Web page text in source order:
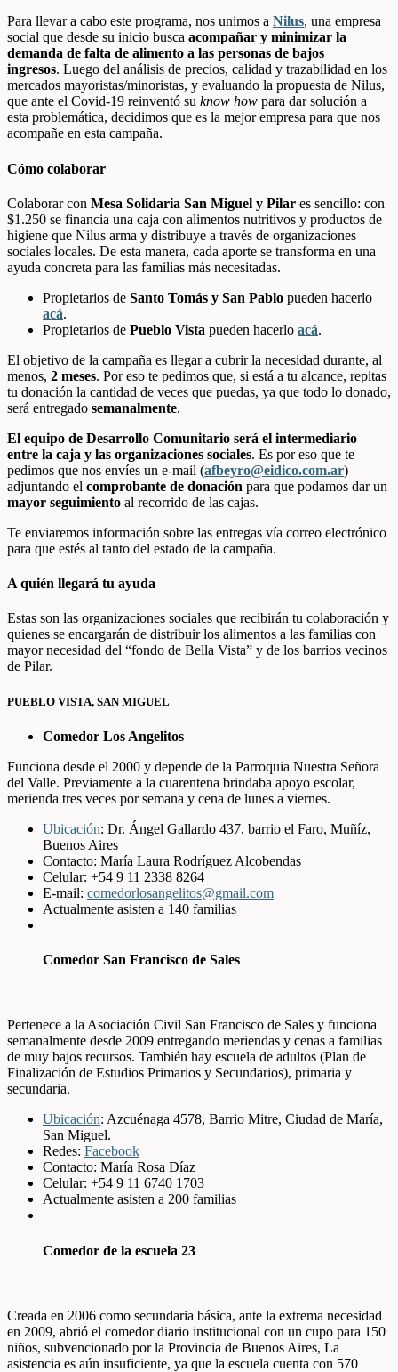
Para llevar a cabo este programa, nos unimos a Nilus, una empresa
social que desde su inicio busca acompañar y minimizar la
demanda de falta de alimento a las personas de bajos
ingresos. Luego del análisis de precios, calidad y trazabilidad en los
mercados mayoristas/minoristas, y evaluando la propuesta de Nilus,
que ante el Covid-19 reinventó su know how para dar solución a
esta problemática, decidimos que es la mejor empresa para que nos
acompañe en esta campaña.
Cómo colaborar
Colaborar con Mesa Solidaria San Miguel y Pilar es sencillo: con
$1.250 se financia una caja con alimentos nutritivos y productos de
higiene que Nilus arma y distribuye a través de organizaciones
sociales locales. De esta manera, cada aporte se transforma en una
ayuda concreta para las familias más necesitadas.
Propietarios de Santo Tomás y San Pablo pueden hacerlo
acá.
Propietarios de Pueblo Vista pueden hacerlo acá.
El objetivo de la campaña es llegar a cubrir la necesidad durante, al
menos, 2 meses. Por eso te pedimos que, si está a tu alcance, repitas
tu donación la cantidad de veces que puedas, ya que todo lo donado,
será entregado semanalmente.
El equipo de Desarrollo Comunitario será el intermediario
entre la caja y las organizaciones sociales. Es por eso que te
pedimos que nos envíes un e-mail (afbeyro@eidico.com.ar)
adjuntando el comprobante de donación para que podamos dar un
mayor seguimiento al recorrido de las cajas.
Te enviaremos información sobre las entregas vía correo electrónico
para que estés al tanto del estado de la campaña.
A quién llegará tu ayuda
Estas son las organizaciones sociales que recibirán tu colaboración y
quienes se encargarán de distribuir los alimentos a las familias con
mayor necesidad del “fondo de Bella Vista” y de los barrios vecinos
de Pilar.
PUEBLO VISTA, SAN MIGUEL
Comedor Los Angelitos
Funciona desde el 2000 y depende de la Parroquia Nuestra Señora
del Valle. Previamente a la cuarentena brindaba apoyo escolar,
merienda tres veces por semana y cena de lunes a viernes.
Ubicación: Dr. Ángel Gallardo 437, barrio el Faro, Muñíz,
Buenos Aires
Contacto: María Laura Rodríguez Alcobendas
Celular: +54 9 11 2338 8264
E-mail: comedorlosangelitos@gmail.com
Actualmente asisten a 140 familias
Comedor San Francisco de Sales
Pertenece a la Asociación Civil San Francisco de Sales y funciona
semanalmente desde 2009 entregando meriendas y cenas a familias
de muy bajos recursos. También hay escuela de adultos (Plan de
Finalización de Estudios Primarios y Secundarios), primaria y
secundaria.
Ubicación: Azcuénaga 4578, Barrio Mitre, Ciudad de María,
San Miguel.
Redes: Facebook
Contacto: María Rosa Díaz
Celular: +54 9 11 6740 1703
Actualmente asisten a 200 familias
Comedor de la escuela 23
Creada en 2006 como secundaria básica, ante la extrema necesidad
en 2009, abrió el comedor diario institucional con un cupo para 150
niños, subvencionado por la Provincia de Buenos Aires, La
asistencia es aún insuficiente, ya que la escuela cuenta con 570